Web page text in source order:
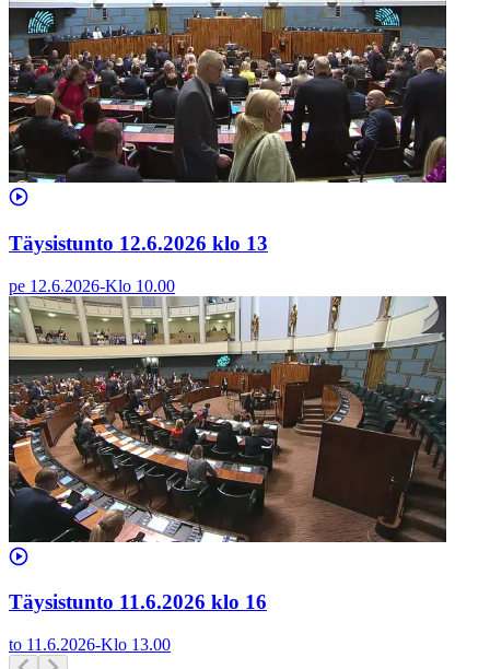
Täysistunto 12.6.2026 klo 13
pe 12.6.2026-Klo 10.00
Täysistunto 11.6.2026 klo 16
to 11.6.2026-Klo 13.00